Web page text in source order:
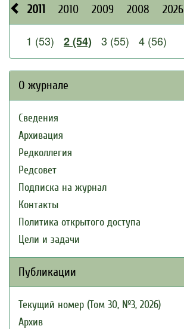
2011 2010 2009 2008 2026
1 (53) 2 (54) 3 (55) 4 (56)
О журнале
Сведения
Архивация
Редколлегия
Редсовет
Подписка на журнал
Контакты
Политика открытого доступа
Цели и задачи
Публикации
Текущий номер (Том 30, №3, 2026)
Архив